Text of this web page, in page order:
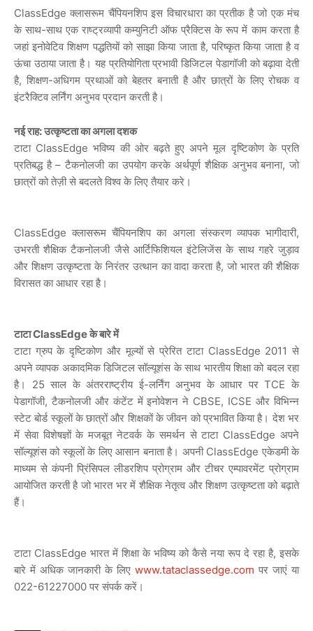
ClassEdge क्लासरूम चैंपियनशिप इस विचारधारा का प्रतीक है जो एक मंच
के साथ-साथ एक राष्ट्रव्यापी कम्युनिटी ऑफ प्रैक्टिस के रूप में काम करता है
जहां इनोवेटिव शिक्षण पद्धतियों को साझा किया जाता है, परिष्कृत किया जाता है व
ऊंचा उठाया जाता है। यह प्रतियोगिता प्रभावी डिजिटल पेडागॉजी को बढ़ावा देती
है, शिक्षण-अधिगम प्रथाओं को बेहतर बनाती है और छात्रों के लिए रोचक व
इंटरैक्टिव लर्निंग अनुभव प्रदान करती है।
नई राह: उत्कृष्टता का अगला दशक
टाटा ClassEdge भविष्य की ओर बढ़ते हुए अपने मूल दृष्टिकोण के प्रति
प्रतिबद्ध है – टैकनोलजी का उपयोग करके अर्थपूर्ण शैक्षिक अनुभव बनाना, जो
छात्रों को तेज़ी से बदलते विश्व के लिए तैयार करे।
ClassEdge क्लासरूम चैंपियनशिप का अगला संस्करण व्यापक भागीदारी,
उभरती शैक्षिक टैकनोलजी जैसे आर्टिफिशियल इंटेलिजेंस के साथ गहरे जुड़ाव
और शिक्षण उत्कृष्टता के निरंतर उत्थान का वादा करता है, जो भारत की शैक्षिक
विरासत का आधार रहा है।
टाटा ClassEdge के बारे में
टाटा ग्रुप के दृष्टिकोण और मूल्यों से प्रेरित टाटा ClassEdge 2011 से
अपने व्यापक अकादमिक डिजिटल सॉल्यूशंस के साथ भारतीय शिक्षा को बदल रहा
है। 25 साल के अंतरराष्ट्रीय ई-लर्निंग अनुभव के आधार पर TCE के
पेडागॉजी, टैकनोलजी और कंटेंट में इनोवेशन ने CBSE, ICSE और विभिन्न
स्टेट बोर्ड स्कूलों के छात्रों और शिक्षकों के जीवन को प्रभावित किया है। देश भर
में सेवा विशेषज्ञों के मजबूत नेटवर्क के समर्थन से टाटा ClassEdge अपने
सॉल्यूशंस को स्कूलों के लिए आसान बनाता है। अपनी ClassEdge एकेडमी के
माध्यम से कंपनी प्रिंसिपल लीडरशिप प्रोग्राम और टीचर एम्पावरमेंट प्रोग्राम
आयोजित करती है जो भारत भर में शैक्षिक नेतृत्व और शिक्षण उत्कृष्टता को बढ़ाते
हैं।
टाटा ClassEdge भारत में शिक्षा के भविष्य को कैसे नया रूप दे रहा है, इसके
बारे में अधिक जानकारी के लिए www.tataclassedge.com पर जाएं या
022-61227000 पर संपर्क करें।